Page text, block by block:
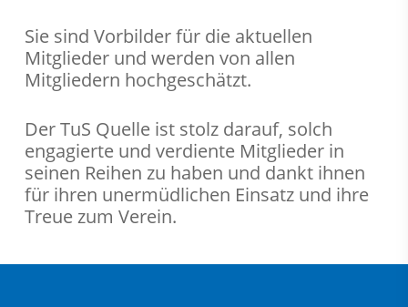
Sie sind Vorbilder für die aktuellen
Mitglieder und werden von allen
Mitgliedern hochgeschätzt.
Der TuS Quelle ist stolz darauf, solch
engagierte und verdiente Mitglieder in
seinen Reihen zu haben und dankt ihnen
für ihren unermüdlichen Einsatz und ihre
Treue zum Verein.